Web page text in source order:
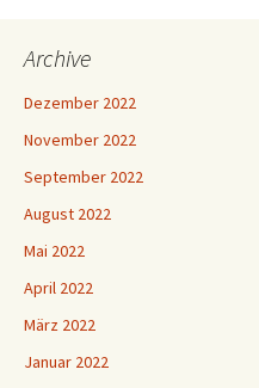
Archive
Dezember 2022
November 2022
September 2022
August 2022
Mai 2022
April 2022
März 2022
Januar 2022